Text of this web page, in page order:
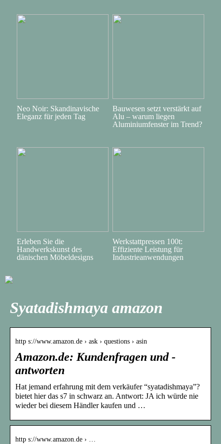
Neo Noir: Skandinavische
Eleganz für jeden Tag
Bauwesen setzt verstärkt auf
Alu – warum liegen
Aluminiumfenster im Trend?
Erleben Sie die
Handwerkskunst des
dänischen Möbeldesigns
Werkstattpressen 100t:
Effiziente Leistung für
Industrieanwendungen
Syatadishmaya amazon
http s://www.amazon.de › ask › questions › asin
Amazon.de: Kundenfragen und -
antworten
Hat jemand erfahrung mit dem verkäufer “syatadishmaya”?
bietet hier das s7 in schwarz an. Antwort: JA ich würde nie
wieder bei diesem Händler kaufen und …
http s://www.amazon.de › …